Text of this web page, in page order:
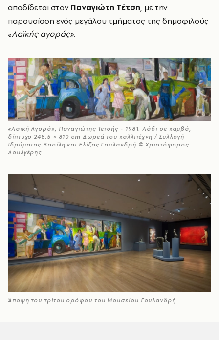
αποδίδεται στον Παναγιώτη Τέτση, με την
παρουσίαση ενός μεγάλου τμήματος της δημοφιλούς
«Λαϊκής αγοράς».
«Λαϊκή Αγορά», Παναγιώτης Τετσής - 1981. Λάδι σε καμβά,
δίπτυχο 248.5 × 810 cm Δωρεά του καλλιτέχνη / Συλλογή
Ιδρύματος Βασίλη και Ελίζας Γουλανδρή © Χριστόφορος
Δουλγέρης
Άποψη του τρίτου ορόφου του Μουσείου Γουλανδρή